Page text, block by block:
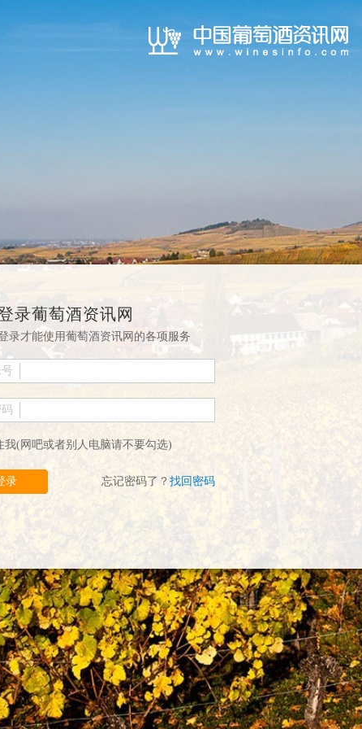
录葡萄酒资讯网
录才能使用葡萄酒资讯网的各项服务
我(网吧或者别人电脑请不要勾选)
录 忘记密码了？ 找回密码